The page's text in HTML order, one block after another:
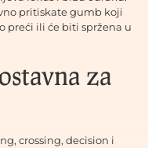
pritiskate gumb koji
preći ili će biti spržena u
za
crossing, decision i